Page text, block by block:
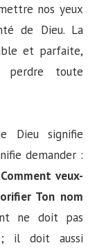
nos yeux
de Dieu. La
et parfaite,
perdre toute
Dieu signifie
demander :
veux-
Ton nom
ne doit pas
; il doit aussi